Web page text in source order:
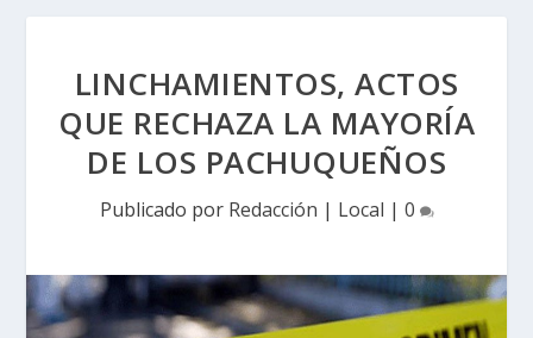
LINCHAMIENTOS, ACTOS
QUE RECHAZA LA MAYORÍA
DE LOS PACHUQUEÑOS
Publicado por Redacción | Local | 0